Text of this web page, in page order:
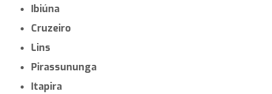
Ibiúna
Cruzeiro
Lins
Pirassununga
Itapira